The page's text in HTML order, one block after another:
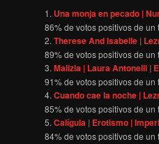
Una monja en pecado |
86% de votos positivos de un
Therese And Isabelle |
89% de votos positivos de
Malizia | Laura Antonelli |
91% de votos positivos de
Cuando cae la noche |
85% de votos positivos de
Calígula | Erotismo |
84% de votos positivos de